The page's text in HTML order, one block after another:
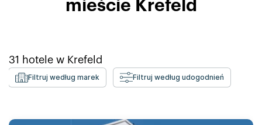
mieście Krefeld
31 hotele w Krefeld
Filtruj według marek Filtruj według udogodnień